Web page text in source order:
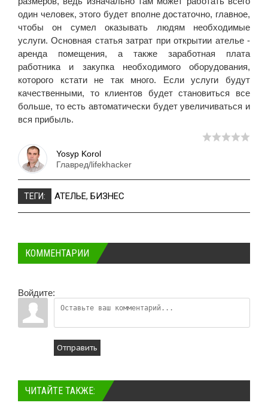
один человек, этого будет вполне достаточно, главное,
чтобы он сумел оказывать людям необходимые
услуги. Основная статья затрат при открытии ателье -
аренда помещения, а также заработная плата
работника и закупка необходимого оборудования,
которого кстати не так много. Если услуги будут
качественными, то клиентов будет становиться все
больше, то есть автоматически будет увеличиваться и
вся прибыль.
Yosyp Korol
Главред/lifekhacker
ТЕГИ: АТЕЛЬЕ, БИЗНЕС
КОММЕНТАРИИ
Войдите:
Отправить
ЧИТАЙТЕ ТАКЖЕ: